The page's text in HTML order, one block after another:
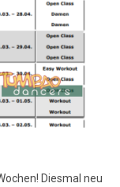
Diesmal neu